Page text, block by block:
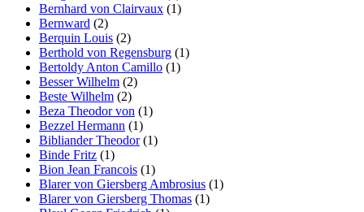
Bernhard von Clairvaux (1)
Bernward (2)
Berquin Louis (2)
Berthold von Regensburg (1)
Bertoldy Anton Camillo (1)
Besser Wilhelm (2)
Beste Wilhelm (2)
Beza Theodor von (1)
Bezzel Hermann (1)
Bibliander Theodor(1)
Binde Fritz (1)
Bion Jean Francois (1)
Blarer von Giersberg Ambrosius (1)
Blarer von Giersberg Thomas (1)